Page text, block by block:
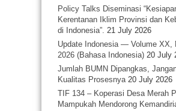
Policy Talks Diseminasi
Kerentanan Iklim Provinsi dan
di Indonesia”. 21 July 2026
Update Indonesia — Volume
2026 (Bahasa Indonesia) 20 July
Jumlah BUMN Dipangkas,
Kualitas Prosesnya 20 July 2026
TIF 134 – Koperasi Desa Merah
Mampukah Mendorong